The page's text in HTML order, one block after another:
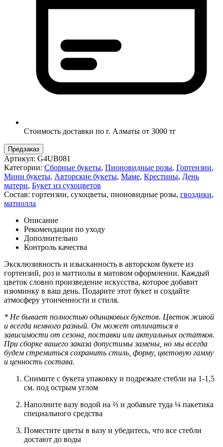
Стоимость доставки по г. Алматы от 3000 тг
Предзаказ
Артикул: G4UB081
Категории: Сборные букеты, Пионовидные розы, Гортензии,
Мини букеты, Авторские букеты, Маме, Крестины, День
матери, Букет из сухоцветов
Состав: гортензии, сухоцветы, пионовидные розы, гвоздики,
матиолла
Описание
Рекомендации по уходу
Дополнительно
Контроль качества
Эксклюзивность и изысканность в авторском букете из
гортензий, роз и маттиолы в матовом оформлении. Каждый
цветок словно произведение искусства, которое добавит
изюминку в ваш день. Подарите этот букет и создайте
атмосферу утонченности и стиля.
* Не бывает полностью одинаковых букетов. Цветок живой
и всегда немного разный. Он может отличаться в
зависимости от сезона, поставки или актуальных остатков.
При сборке вашего заказа допустимы замены, но мы всегда
будем стремиться сохранить стиль, форму, цветовую гамму
и ценность состава.
Снимите с букета упаковку и подрежьте стебли на 1-1,5
см. под острым углом
Наполните вазу водой на ⅔ и добавьте туда ¼ пакетика
специального средства
Поместите цветы в вазу и убедитесь, что все стебли
достают до воды